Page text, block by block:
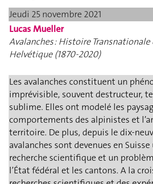
Jeudi 25 novembre 2021
Lucas Mueller
Avalanches : Histoire
Helvétique (1870-2020)
Les avalanches constituent un
imprévisible, souvent destructeur,
sublime. Elles ont modelé les
comportements des alpinistes et
territoire. De plus, depuis le dix-
avalanches sont devenues en
recherche scientifique et un
l’État fédéral et les cantons. A la